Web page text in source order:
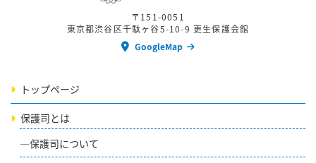
〒151-0051
東京都渋谷区千駄ヶ谷5-10-9 更生保護会館
GoogleMap
トップページ
保護司とは
保護司について